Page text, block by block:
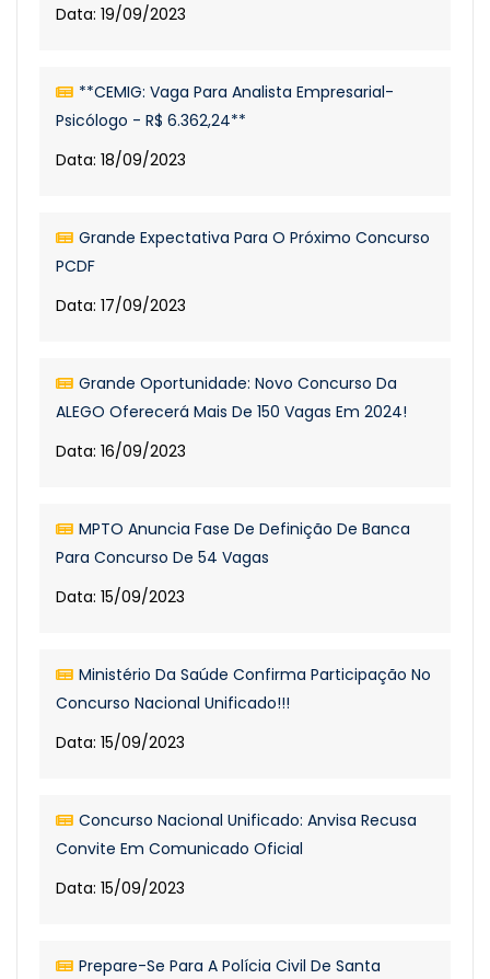
Data: 19/09/2023
**CEMIG: Vaga Para Analista Empresarial-
Psicólogo - R$ 6.362,24**
Data: 18/09/2023
Grande Expectativa Para O Próximo Concurso
PCDF
Data: 17/09/2023
Grande Oportunidade: Novo Concurso Da
ALEGO Oferecerá Mais De 150 Vagas Em 2024!
Data: 16/09/2023
MPTO Anuncia Fase De Definição De Banca
Para Concurso De 54 Vagas
Data: 15/09/2023
Ministério Da Saúde Confirma Participação No
Concurso Nacional Unificado!!!
Data: 15/09/2023
Concurso Nacional Unificado: Anvisa Recusa
Convite Em Comunicado Oficial
Data: 15/09/2023
Prepare-Se Para A Polícia Civil De Santa